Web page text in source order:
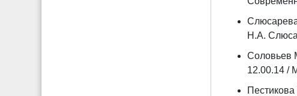
Н.А.
Соловьев
12.00.14 /